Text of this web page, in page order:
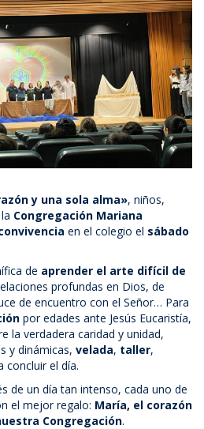
y una sola alma», niños,
Congregación Mariana
en el colegio el sábado
de aprender el arte difícil de
profundas en Dios, de
de encuentro con el Señor… Para
por edades ante Jesús Eucaristía,
la verdadera caridad y unidad,
y dinámicas, velada, taller,
concluir el día.
de un día tan intenso, cada uno de
el mejor regalo: María, el corazón
Congregación.